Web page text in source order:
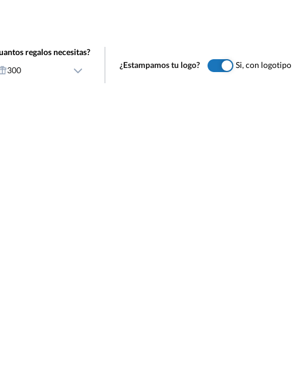
regalos necesitas?
300
¿Estampamos tu logo? Si, con logotipo